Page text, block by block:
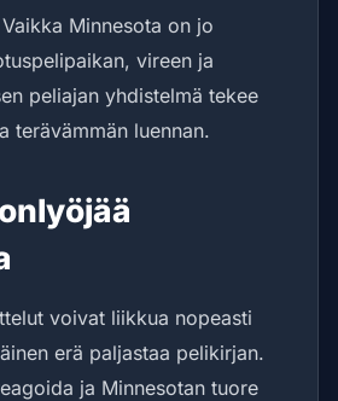
Minnesota on jo
vireen ja
peliajan yhdistelmä tekee
terävämmän luennan.
voivat liikkua nopeasti
erä paljastaa pelikirjan.
ja Minnesotan tuore